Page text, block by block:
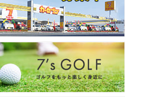
1位
ホンダ
ステップワゴン